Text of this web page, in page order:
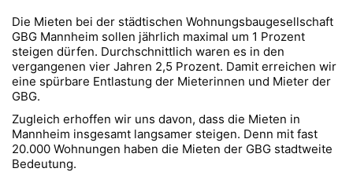
Die Mieten bei der städtischen Wohnungsbaugesellschaft
GBG Mannheim sollen jährlich maximal um 1 Prozent
steigen dürfen. Durchschnittlich waren es in den
vergangenen vier Jahren 2,5 Prozent. Damit erreichen wir
eine spürbare Entlastung der Mieterinnen und Mieter der
GBG.
Zugleich erhoffen wir uns davon, dass die Mieten in
Mannheim insgesamt langsamer steigen. Denn mit fast
20.000 Wohnungen haben die Mieten der GBG stadtweite
Bedeutung.